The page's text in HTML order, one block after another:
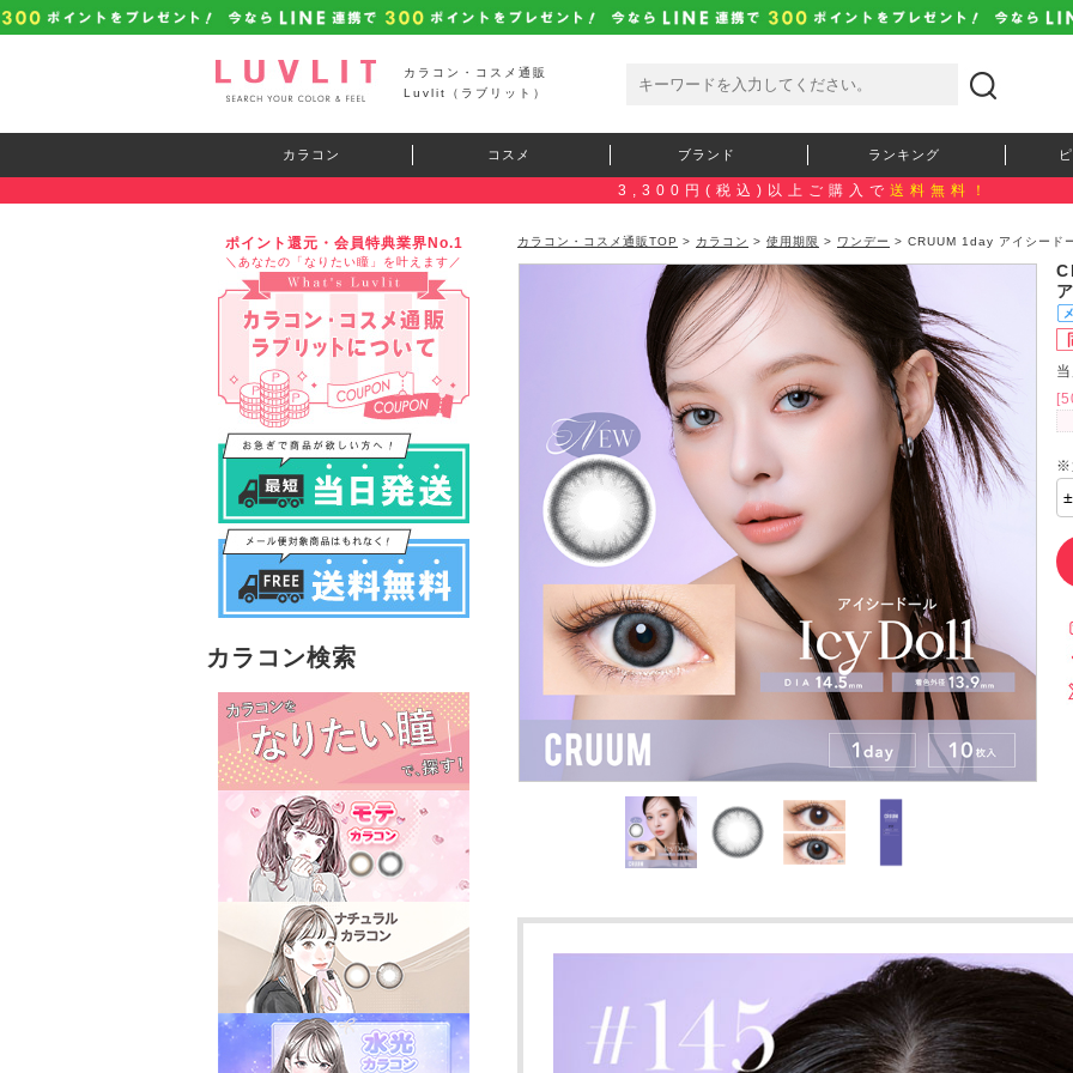
カラコン・コスメ通販
Luvlit（ラブリット）
カラコン コスメ ブランド ランキング
3,300円(税込)以上ご購入で 送料無料！
ポイント還元・会員特典業界No.1
＼あなたの「なりたい瞳」を叶えます／
カラコン検索
カラコン・コスメ通販TOP > カラコン > 使用期限 > ワンデー > CRUUM 1day アイシード